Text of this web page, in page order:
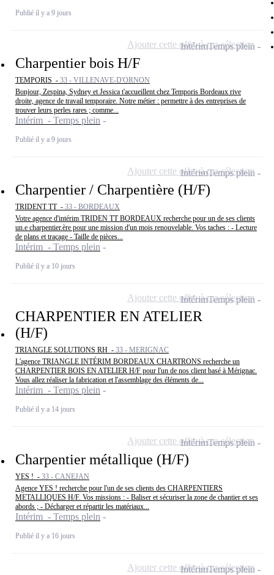
Publié il y a 9 jours
Charpentier bois H/F
TEMPORIS - 33 - VILLENAVE-D'ORNON
Bonjour, Zespina, Sydney et Jessica t'accueillent chez Temporis Bordeaux rive
droite, agence de travail temporaire. Notre métier : permettre à des entreprises de
trouver leurs perles rares ; comme...
Intérim - Temps plein
Publié il y a 9 jours
IntérimTemps plein
Ajouter cette offre à ma sélection
Charpentier / Charpentière (H/F)
TRIDENT TT - 33 - BORDEAUX
Votre agence d'intérim TRIDEN TT BORDEAUX recherche pour un de ses clients
un.e charpentier.ère pour une mission d'un mois renouvelable. Vos taches : - Lecture
de plans et traçage - Taille de pièces...
Intérim - Temps plein
Publié il y a 10 jours
IntérimTemps plein
Ajouter cette offre à ma sélection
CHARPENTIER EN ATELIER
(H/F)
TRIANGLE SOLUTIONS RH - 33 - MERIGNAC
L'agence TRIANGLE INTÉRIM BORDEAUX CHARTRONS recherche un
CHARPENTIER BOIS EN ATELIER H/F pour l'un de nos client basé à Mérignac.
Vous allez réaliser la fabrication et l'assemblage des éléments de...
Intérim - Temps plein
Publié il y a 14 jours
IntérimTemps plein
Ajouter cette offre à ma sélection
Charpentier métallique (H/F)
YES ! - 33 - CANEJAN
Agence YES ! recherche pour l'un de ses clients des CHARPENTIERS
METALLIQUES H/F. Vos missions : - Baliser et sécuriser la zone de chantier et ses
abords ; - Décharger et répartir les matériaux...
Intérim - Temps plein
Publié il y a 16 jours
IntérimTemps plein
Ajouter cette offre à ma sélection
IntérimTemps plein
Ajouter cette offre à ma sélection